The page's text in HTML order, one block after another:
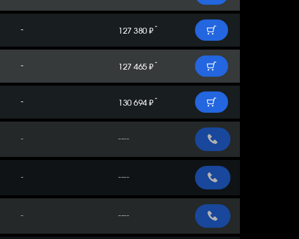
- 127 380 ₽ *
- 127 465 ₽ *
- 130 694 ₽ *
- ----
- ----
- ----